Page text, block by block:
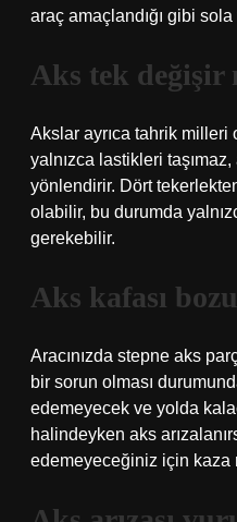
araç amaçlandığı gibi
Aks tek değişir
Akslar ayrıca tahrik milleri
yalnızca lastikleri taşımaz,
yönlendirir. Dört
olabilir, bu durumda
gerekebilir.
Aks kafası
Aracınızda stepne aks
bir sorun olması
edemeyecek ve yolda
halindeyken aks
edemeyeceğiniz için kaza